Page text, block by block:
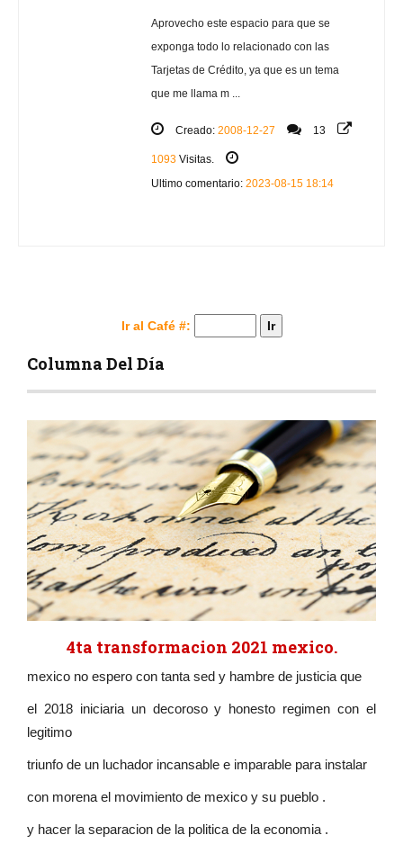
Aprovecho este espacio para que se
exponga todo lo relacionado con las
Tarjetas de Crédito, ya que es un tema
que me llama m ...
Creado: 2008-12-27 13
1093 Visitas.
Ultimo comentario: 2023-08-15 18:14
Ir al Café #:
Columna Del Día
4ta transformacion 2021 mexico.
mexico no espero con tanta sed y hambre de justicia que
el 2018 iniciaria un decoroso y honesto regimen con el
legitimo
triunfo de un luchador incansable e imparable para instalar
con morena el movimiento de mexico y su pueblo .
y hacer la separacion de la politica de la economia .